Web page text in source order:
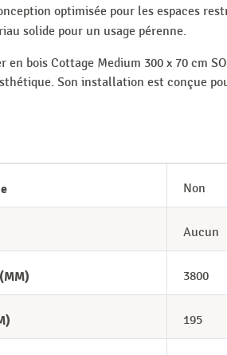
optimisée pour les espaces
solide pour un usage pérenne.
en bois Cottage Medium 300 x 70 cm
Son installation est conçue
Non
Aucun
3800
195